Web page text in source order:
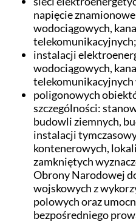
napięcie
wodociągowych,
telekomunikacyjnych;
instalacji
wodociągowych,
poligonowych
szczególności:
budowli ziemnych,
instalacji
kontenerowych,
zamkniętych
Obrony Narodowej
wojskowych z
polowych oraz
bezpośredniego